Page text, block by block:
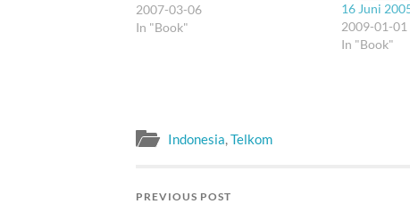
bumi Indonesia. Tulisan di edisi
perdana majalah Esquire
Michael LeGault. Para pedoyan…
2007-03-06
In "Book"
16 Juni
2009-01-01
In "Book"
Indonesia,Telkom
PREVIOUS POST